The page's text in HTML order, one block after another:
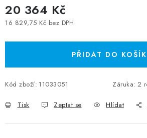
20 364 Kč
16 829,75 Kč bez DPH
PŘIDAT DO
Kód zboží: 11033051 Záruka: 2
Tisk Zeptat se Hlídat